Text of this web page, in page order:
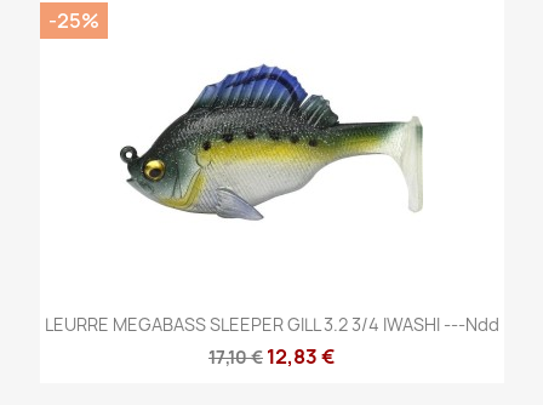
LEURRE MEGABASS SLEEPER GILL 3.2 3/4 IWASHI ---ndd
17,10 € 12,83 €
-25%